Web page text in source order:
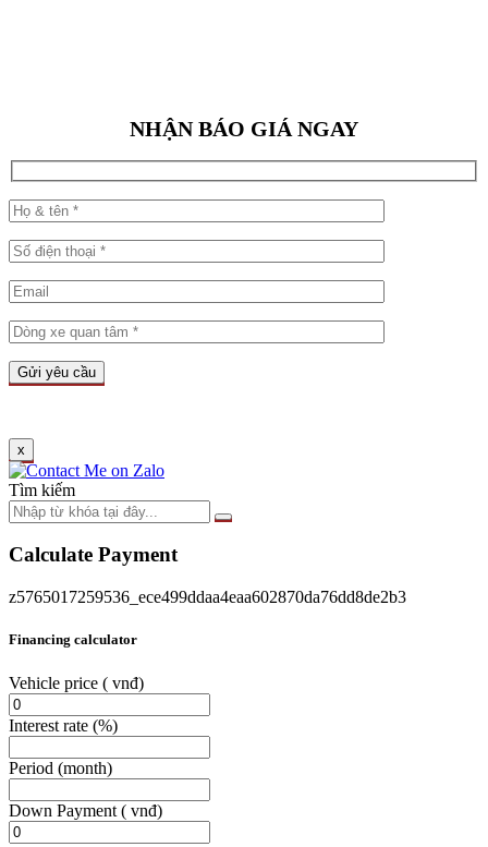
NHẬN BÁO GIÁ NGAY
x
Tìm kiếm
Calculate Payment
z5765017259536_ece499ddaa4eaa602870da76dd8de2b3
Financing calculator
Vehicle price ( vnđ)
Interest rate (%)
Period (month)
Down Payment ( vnđ)